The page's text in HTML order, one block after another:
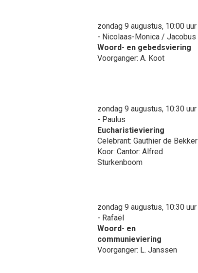
zondag 9 augustus, 10:00 uur
- Nicolaas-Monica / Jacobus
Woord- en gebedsviering
Voorganger: A. Koot
zondag 9 augustus, 10:30 uur
- Paulus
Eucharistieviering
Celebrant: Gauthier de Bekker
Koor: Cantor: Alfred
Sturkenboom
zondag 9 augustus, 10:30 uur
- Rafaël
Woord- en
communieviering
Voorganger: L. Janssen